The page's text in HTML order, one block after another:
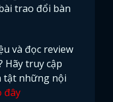
trao đổi bàn
và đọc review
Hãy truy cập
tật những nội
đây